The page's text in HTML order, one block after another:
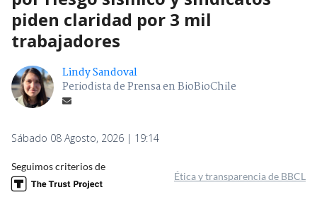
piden claridad por 3 mil
trabajadores
Lindy Sandoval
Periodista de Prensa en BioBioChile
Sábado 08 Agosto, 2026 | 19:14
Seguimos criterios de
Ética y transparencia de BBCL